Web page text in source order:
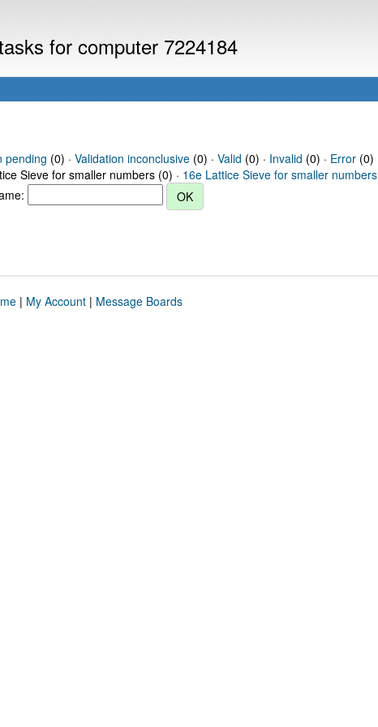
for computer 7224184
pending (0) · Validation inconclusive(0) · Valid (0) · Invalid (0) · Error(0)
Sieve for smaller numbers (0) · 16e Lattice Sieve for smaller numbers
| My Account| Message Boards